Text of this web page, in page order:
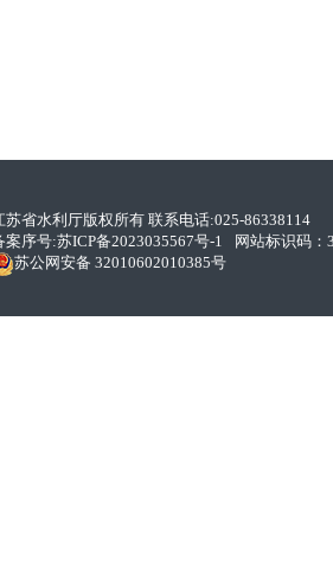
苏省水利厅版权所有 联系电话:025-86338114
案序号:苏ICP备2023035567号-1
网站标识码：
苏公网安备 32010602010385号